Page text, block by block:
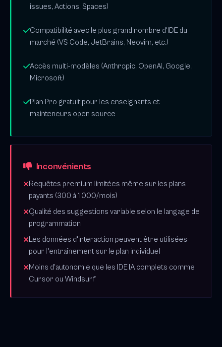
issues, Actions, Spaces)
Compatibilité avec le plus grand nombre d'IDE du
marché (VS Code, JetBrains, Neovim, etc.)
Accès multi-modèles (Anthropic, OpenAI, Google,
Microsoft)
Plan Pro gratuit pour les enseignants et
mainteneurs open source
Inconvénients
Requêtes premium limitées même sur les plans
payants (300 à 1 000/mois)
Qualité des suggestions variable selon le langage de
programmation
Les données d'interaction peuvent être utilisées
pour l'entraînement sur le plan individuel
Moins d'autonomie que les IDE IA complets comme
Cursor ou Windsurf